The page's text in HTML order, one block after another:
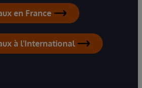
en France
à l'International